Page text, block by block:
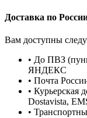
Доставка по
Вам доступны
• До ПВЗ
ЯНДЕКС
• Почта
• Курьерская
Dostavista,
•